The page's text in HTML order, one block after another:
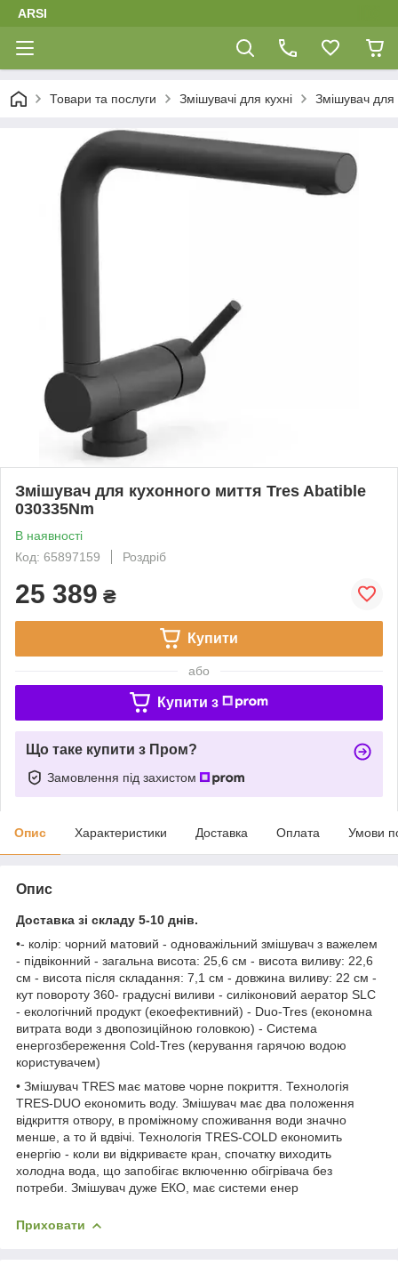
ARSI
Товари та послуги Змішувачі для кухні Змішувач для
Змішувач для кухонного миття Tres Abatible
030335Nm
В наявності
Код: 65897159
Роздріб
25 389 ₴
Купити
або
Купити з
Що таке купити з Пром?
Замовлення під захистом
Опис Характеристики Доставка Оплата Умови
Опис
Доставка зі складу 5-10 днів.
•- колір: чорний матовий - одноважільний змішувач з важелем
- підвіконний - загальна висота: 25,6 см - висота виливу: 22,6
см - висота після складання: 7,1 см - довжина виливу: 22 см -
кут повороту 360- градусні виливи - силіконовий аератор SLC
- екологічний продукт (екоефективний) - Duo-Tres (економна
витрата води з двопозиційною головкою) - Система
енергозбереження Cold-Tres (керування гарячою водою
користувачем)
• Змішувач TRES має матове чорне покриття. Технологія
TRES-DUO економить воду. Змішувач має два положення
відкриття отвору, в проміжному споживання води значно
менше, а то й вдвічі. Технологія TRES-COLD економить
енергію - коли ви відкриваєте кран, спочатку виходить
холодна вода, що запобігає включенню обігрівача без
потреби. Змішувач дуже ЕКО, має системи енер
Приховати